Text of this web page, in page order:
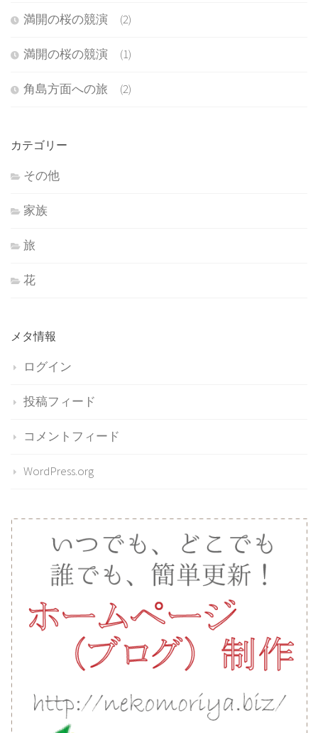
満開の桜の競演 (2)
満開の桜の競演 (1)
角島方面への旅 (2)
カテゴリー
その他
家族
旅
花
メタ情報
ログイン
投稿フィード
コメントフィード
WordPress.org